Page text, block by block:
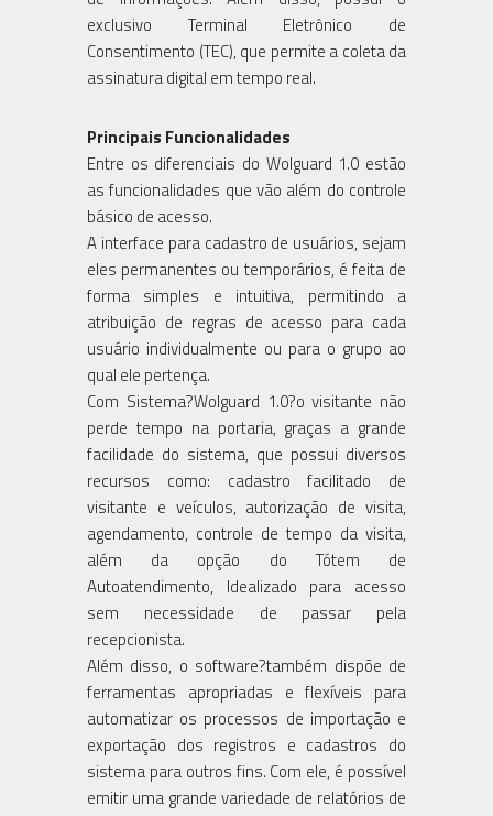
exclusivo Terminal Eletrônico de
Consentimento (TEC), que permite a coleta da
assinatura digital em tempo real.
Principais Funcionalidades
Entre os diferenciais do Wolguard 1.0 estão
as funcionalidades que vão além do controle
básico de acesso.
A interface para cadastro de usuários, sejam
eles permanentes ou temporários, é feita de
forma simples e intuitiva, permitindo a
atribuição de regras de acesso para cada
usuário individualmente ou para o grupo ao
qual ele pertença.
Com Sistema?Wolguard 1.0?o visitante não
perde tempo na portaria, graças a grande
facilidade do sistema, que possui diversos
recursos como: cadastro facilitado de
visitante e veículos, autorização de visita,
agendamento, controle de tempo da visita,
além da opção do Tótem de
Autoatendimento, Idealizado para acesso
sem necessidade de passar pela
recepcionista.
Além disso, o software?também dispõe de
ferramentas apropriadas e flexíveis para
automatizar os processos de importação e
exportação dos registros e cadastros do
sistema para outros fins. Com ele, é possível
emitir uma grande variedade de relatórios de